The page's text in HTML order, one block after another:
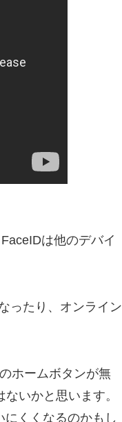
は他のデバイ
ったり、オンライン
ホームボタンが無
いかと思います。
くくなるのかもし